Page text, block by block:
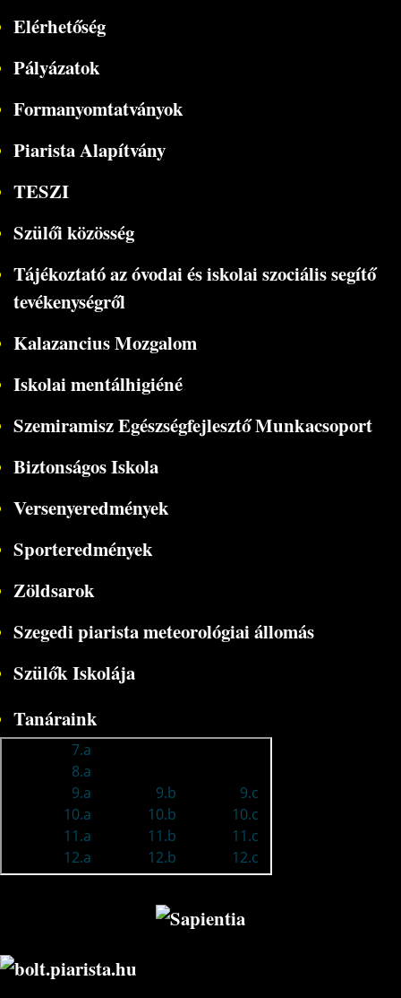
Elérhetőség
Pályázatok
Formanyomtatványok
Piarista Alapítvány
TESZI
Szülői közösség
Tájékoztató az óvodai és iskolai szociális segítő
tevékenységről
Kalazancius Mozgalom
Iskolai mentálhigiéné
Szemiramisz Egészségfejlesztő Munkacsoport
Biztonságos Iskola
Versenyeredmények
Sporteredmények
Zöldsarok
Szegedi piarista meteorológiai állomás
Szülők Iskolája
Tanáraink